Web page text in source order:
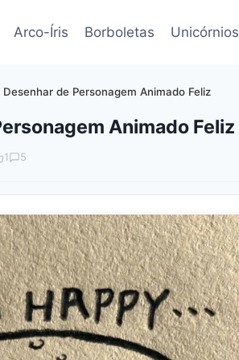
Arco-Íris Borboletas Unicórnios
de Personagem Animado Feliz
Animado Feliz
1 5